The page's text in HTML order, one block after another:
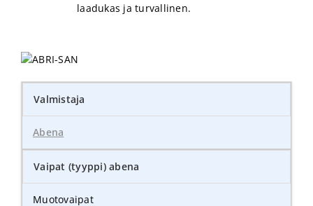
laadukas ja turvallinen.
Valmistaja
Abena
Vaipat (tyyppi) abena
Muotovaipat